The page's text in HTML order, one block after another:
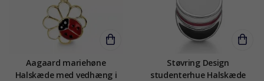
Aagaard mariehøne
Halskæde med vedhæng i
Støvring Design
studenterhue Halskæde